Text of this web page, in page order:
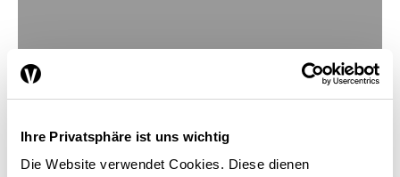
Ihre Privatsphäre ist uns wichtig
Die Website verwendet Cookies. Diese dienen